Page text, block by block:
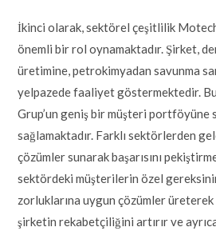
İkinci olarak, sektörel çeşitlilik Motech
önemli bir rol oynamaktadır. Şirket,
üretimine, petrokimyadan savunma
yelpazede faaliyet göstermektedir.
Grup’un geniş bir müşteri portföyüne
sağlamaktadır. Farklı sektörlerden
çözümler sunarak başarısını
sektördeki müşterilerin özel
zorluklarına uygun çözümler
şirketin rekabetçiliğini artırır ve